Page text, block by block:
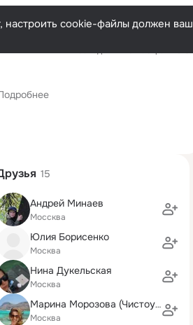
настроить cookie-файлы должен ваш
15
Андрей Минаев
Моссква
Юлия Борисенко
Москва
Нина Дукельская
Москва
Марина Морозова (Чистоусова)
Москва